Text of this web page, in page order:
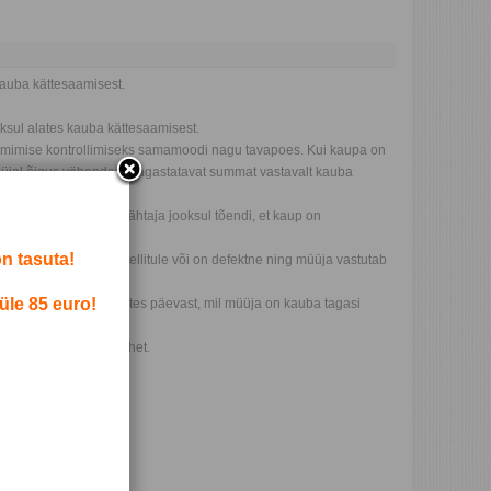
kättesaamisest.
alates kauba kättesaamisest.
kontrollimiseks samamoodi nagu tavapoes. Kui kaupa on
õigus vähendada tagastatavat summat vastavalt kauba
või esitama sama tähtaja jooksul tõendi, et kaup on
kaup ei vasta tellitule või on defektne ning müüja vastutab
14 päevajooksul alates päevast, mil müüja on kauba tagasi
hüvitama hinnavahet.
tasuta!
85 euro!